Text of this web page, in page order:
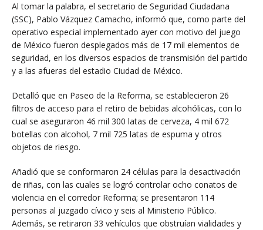
Al tomar la palabra, el secretario de Seguridad Ciudadana
(SSC), Pablo Vázquez Camacho, informó que, como parte del
operativo especial implementado ayer con motivo del juego
de México fueron desplegados más de 17 mil elementos de
seguridad, en los diversos espacios de transmisión del partido
y a las afueras del estadio Ciudad de México.
Detalló que en Paseo de la Reforma, se establecieron 26
filtros de acceso para el retiro de bebidas alcohólicas, con lo
cual se aseguraron 46 mil 300 latas de cerveza, 4 mil 672
botellas con alcohol, 7 mil 725 latas de espuma y otros
objetos de riesgo.
Añadió que se conformaron 24 células para la desactivación
de riñas, con las cuales se logró controlar ocho conatos de
violencia en el corredor Reforma; se presentaron 114
personas al juzgado cívico y seis al Ministerio Público.
Además, se retiraron 33 vehículos que obstruían vialidades y